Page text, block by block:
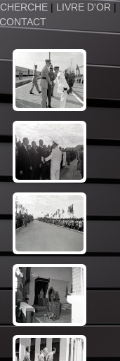
| LIVRE D'OR |
CONTACT